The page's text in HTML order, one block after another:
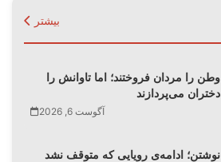
بیشتر
وطن را مردان فروختند؛ اما تاوانش را
دختران می‌پردازند
آگوست 6, 2026
نوشتن؛ ادامه‌ی رویایی که متوقف نشد